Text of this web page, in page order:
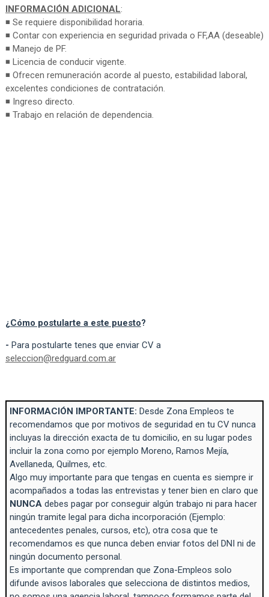
INFORMACIÓN ADICIONAL:
◾ Se requiere disponibilidad horaria.
◾ Contar con experiencia en seguridad privada o FF,AA (deseable)
◾ Manejo de PF.
◾ Licencia de conducir vigente.
◾ Ofrecen remuneración acorde al puesto, estabilidad laboral,
excelentes condiciones de contratación.
◾ Ingreso directo.
◾ Trabajo en relación de dependencia.
¿ Cómo postularte a este puesto?
- Para postularte tenes que enviar CV a
seleccion@redguard.com.ar
INFORMACIÓN IMPORTANTE: Desde Zona Empleos te
recomendamos que por motivos de seguridad en tu CV nunca
incluyas la dirección exacta de tu domicilio, en su lugar podes
incluir la zona como por ejemplo Moreno, Ramos Mejía,
Avellaneda, Quilmes, etc.
Algo muy importante para que tengas en cuenta es siempre ir
acompañados a todas las entrevistas y tener bien en claro que
NUNCA debes pagar por conseguir algún trabajo ni para hacer
ningún tramite legal para dicha incorporación (Ejemplo:
antecedentes penales, cursos, etc), otra cosa que te
recomendamos es que nunca deben enviar fotos del DNI ni de
ningún documento personal.
Es importante que comprendan que Zona-Empleos solo
difunde avisos laborales que selecciona de distintos medios,